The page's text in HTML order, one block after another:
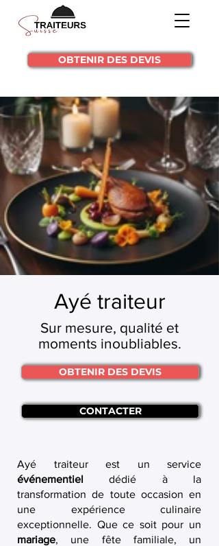
OBTENIR DES DEVIS
Ayé traiteur
Sur mesure, qualité et
moments inoubliables.
OBTENIR DES DEVIS
CONTACTER
Ayé traiteur est un service
événementiel dédié à la
transformation de toute occasion en
une expérience culinaire
exceptionnelle. Que ce soit pour un
mariage, une fête familiale, un